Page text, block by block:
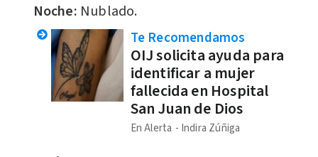
Noche: Nublado.
Te Recomendamos
OIJ solicita ayuda para
identificar a mujer
fallecida en Hospital
San Juan de Dios
En Alerta Indira Zúñiga